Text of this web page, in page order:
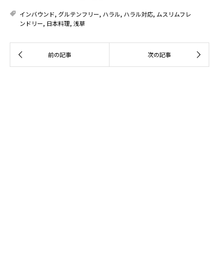
インバウンド, グルテンフリー, ハラル, ハラル対応, ムスリムフレ
ンドリー, 日本料理, 浅草